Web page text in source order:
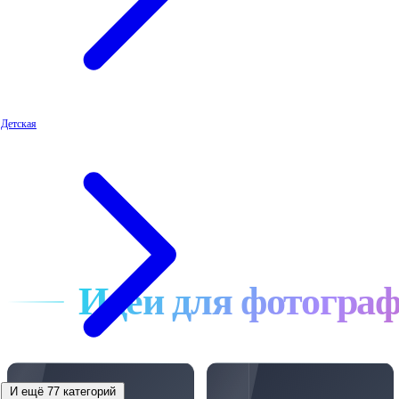
Детская
И ещё 77 категорий
Идеи для